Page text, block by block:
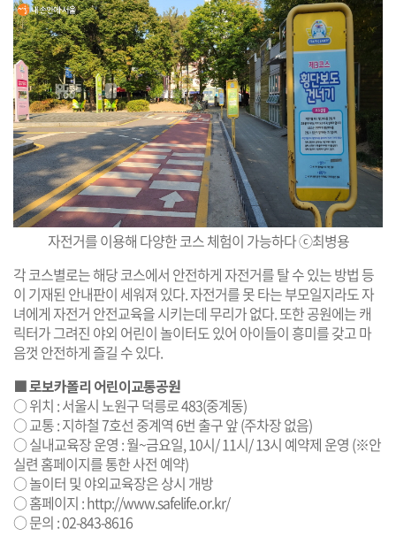
자전거를 이용해 다양한 코스 체험이 가능하다 ⓒ최병용
각 코스별로는 해당 코스에서 안전하게 자전거를 탈 수 있는 방법 등
이 기재된 안내판이 세워져 있다. 자전거를 못 타는 부모일지라도 자
녀에게 자전거 안전교육을 시키는데 무리가 없다. 또한 공원에는 캐
릭터가 그려진 야외 어린이 놀이터도 있어 아이들이 흥미를 갖고 마
음껏 안전하게 즐길 수 있다.
■ 로보카폴리 어린이교통공원
○ 위치 : 서울시 노원구 덕릉로 483(중계동)
○ 교통 : 지하철 7호선 중계역 6번 출구 앞 (주차장 없음)
○ 실내교육장 운영 : 월~금요일, 10시/ 11시/ 13시 예약제 운영 (※안
실련 홈페이지를 통한 사전 예약)
○ 놀이터 및 야외교육장은 상시 개방
○ 홈페이지 :http://www.safelife.or.kr/
○ 문의 : 02-843-8616